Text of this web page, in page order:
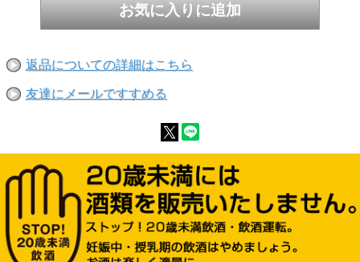
ケイデンヘッドは1842年アバディーンに創業した
スコットランド最古のインディペンデント・ボト
グをポリシーとし、180年以上の歴史が積み上げた
蒸溜所とのコネクションと磨かれた目利きによる
品質の高さは他の追随を許しません。
返品についての詳細はこちら
友達にメールですすめる